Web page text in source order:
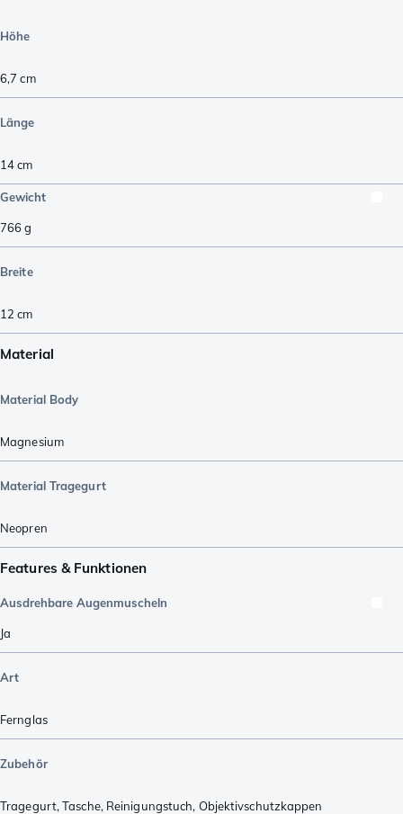
Höhe
6,7 cm
Länge
14cm
Gewicht
766g
Breite
12 cm
Material
Material Body
Magnesium
Material Tragegurt
Neopren
Features & Funktionen
Ausdrehbare Augenmuscheln
Ja
Art
Fernglas
Zubehör
Tragegurt,Tasche, Reinigungstuch, Objektivschutzkappen